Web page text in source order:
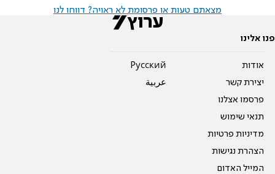
מצאתם טעות או פרסומת לא ראויה? דווחו לנו
פנו אלינו
אודות
יצירת קשר
פרסמו אצלנו
תנאי שימוש
מדיניות פרטיות
הצהרת נגישות
המייל האדום
Pусский
عربية